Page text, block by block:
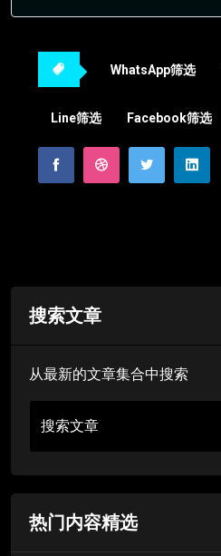
WhatsApp筛选
Line筛选 Facebook筛选
搜索文章
从最新的文章集合中搜索
搜索文章
热门内容精选